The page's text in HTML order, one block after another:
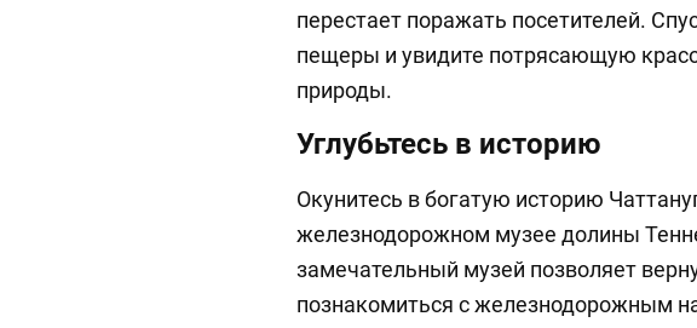
перестает поражать посетителей.
пещеры и увидите потрясающую
природы.
Углубьтесь в историю
Окунитесь в богатую историю
железнодорожном музее долины
замечательный музей позволяет
познакомиться с железнодорожным